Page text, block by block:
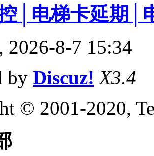
│电梯卡延期│
2026-8-7 15:34
by Discuz! X3.4
© 2001-2020,